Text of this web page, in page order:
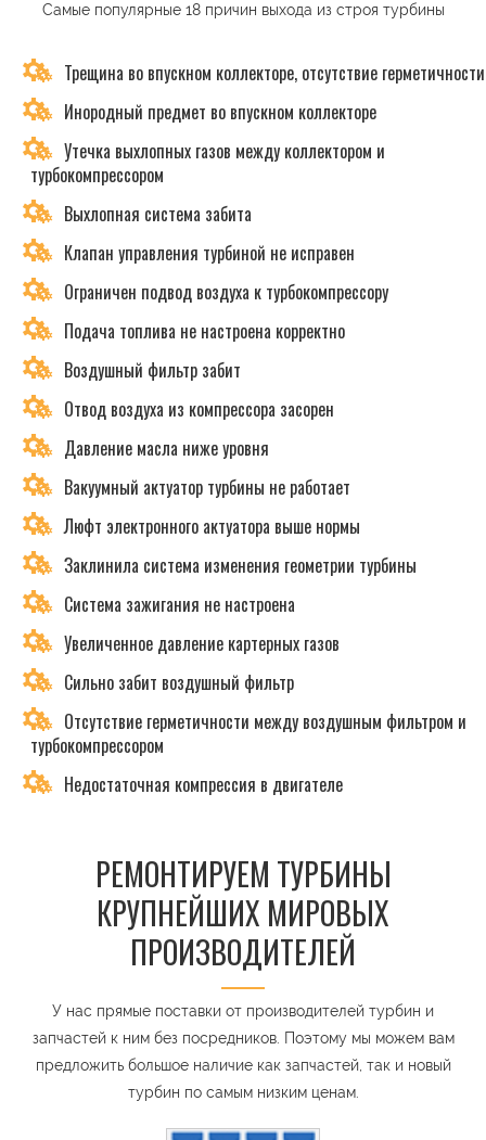
Самые популярные 18 причин выхода из строя турбины
Трещина во впускном коллекторе, отсутствие герметичности
Инородный предмет во впускном коллекторе
Утечка выхлопных газов между коллектором и
турбокомпрессором
Выхлопная система забита
Клапан управления турбиной не исправен
Ограничен подвод воздуха к турбокомпрессору
Подача топлива не настроена корректно
Воздушный фильтр забит
Отвод воздуха из компрессора засорен
Давление масла ниже уровня
Вакуумный актуатор турбины не работает
Люфт электронного актуатора выше нормы
Заклинила система изменения геометрии турбины
Система зажигания не настроена
Увеличенное давление картерных газов
Сильно забит воздушный фильтр
Отсутствие герметичности между воздушным фильтром и
турбокомпрессором
Недостаточная компрессия в двигателе
РЕМОНТИРУЕМ ТУРБИНЫ
КРУПНЕЙШИХ МИРОВЫХ
ПРОИЗВОДИТЕЛЕЙ
У нас прямые поставки от производителей турбин и
запчастей к ним без посредников. Поэтому мы можем вам
предложить большое наличие как запчастей, так и новый
турбин по самым низким ценам.